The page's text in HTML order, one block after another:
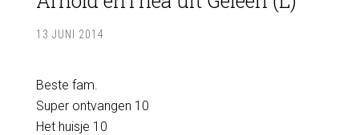
13 JUNI 2014
Beste fam.
Super ontvangen 10
Het huisje 10